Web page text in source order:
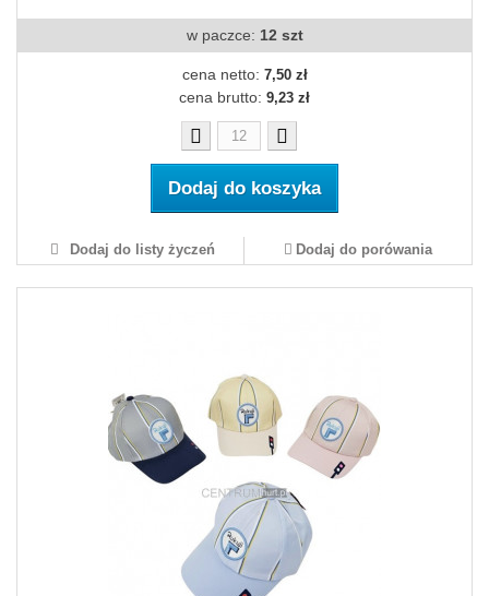
w paczce: 12 szt
cena netto: 7,50 zł
cena brutto: 9,23 zł
Dodaj do koszyka
Dodaj do listy życzeń Dodaj do porówania